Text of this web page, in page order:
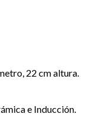
22 cm altura.
e Inducción.